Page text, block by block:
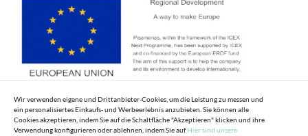
Wir verwenden eigene und Drittanbieter-Cookies, um die Leistung zu messen und
ein personalisiertes Einkaufs- und Werbeerlebnis anzubieten. Sie können alle
Cookies akzeptieren, indem Sie auf die Schaltfläche "Akzeptieren" klicken und ihre
Verwendung konfigurieren oder ablehnen, indem Sie aufHier sind unsere